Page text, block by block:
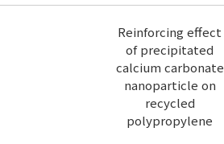
Reinforcing effect
of precipitated
calcium carbonate
nanoparticle on
recycled
polypropylene